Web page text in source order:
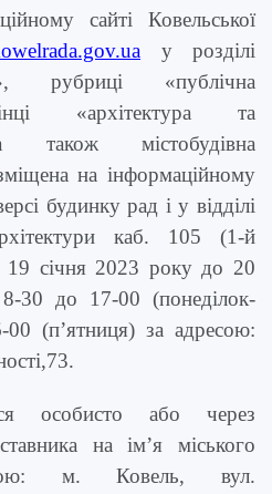
сайті Ковельської
welrada.gov.ua у розділі
рубриці «публічна
«архітектура та
також містобудівна
на інформаційному
будинку рад і у відділі
каб. 105 (1-й
19 січня 2023 року до 20
30 до 17-00 (понеділок-
(п’ятниця) за адресою:
особисто або через
на ім’я міського
м.Ковель, вул.